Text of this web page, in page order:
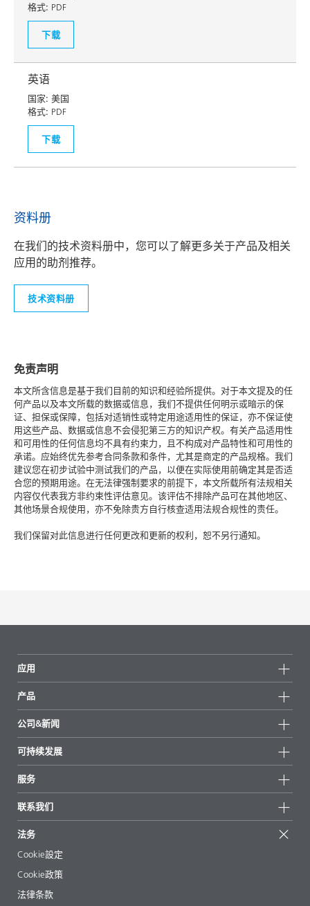
格式: PDF
下载
英语
国家: 美国
格式: PDF
下载
资料册
在我们的技术资料册中，您可以了解更多关于产品及相关
应用的助剂推荐。
技术资料册
免责声明
本文所含信息是基于我们目前的知识和经验所提供。对于本文提及的任
何产品以及本文所载的数据或信息，我们不提供任何明示或暗示的保
证、担保或保障，包括对适销性或特定用途适用性的保证，亦不保证使
用这些产品、数据或信息不会侵犯第三方的知识产权。有关产品适用性
和可用性的任何信息均不具有约束力，且不构成对产品特性和可用性的
承诺。应始终优先参考合同条款和条件，尤其是商定的产品规格。我们
建议您在初步试验中测试我们的产品，以便在实际使用前确定其是否适
合您的预期用途。在无法律强制要求的前提下，本文所载所有法规相关
内容仅代表我方非约束性评估意见。该评估不排除产品可在其他地区、
其他场景合规使用，亦不免除贵方自行核查适用法规合规性的责任。
我们保留对此信息进行任何更改和更新的权利，恕不另行通知。
应用
产品
所有产品
重点推荐
公司&新闻
新闻
新闻和媒体
地区和分销商
展会和活动
可持续发展
可持续产品
成功案例
EcoVadis
认证
服务
起始配方
文章
电子书
法规事务
助剂指南 App
联系我们
法务
Cookie設定
Cookie政策
法律条款